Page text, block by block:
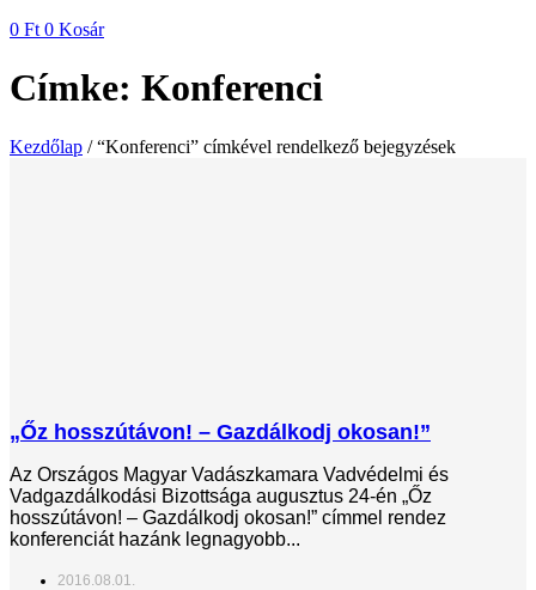
0 Ft 0 Kosár
Címke: Konferenci
Kezdőlap / “Konferenci” címkével rendelkező bejegyzések
„Őz hosszútávon! – Gazdálkodj okosan!”
Az Országos Magyar Vadászkamara Vadvédelmi és
Vadgazdálkodási Bizottsága augusztus 24-én „Őz
hosszútávon! – Gazdálkodj okosan!” címmel rendez
konferenciát hazánk legnagyobb...
2016.08.01.